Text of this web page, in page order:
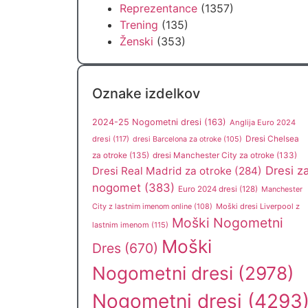
Reprezentance (1357)
Trening (135)
Ženski (353)
Oznake izdelkov
2024-25 Nogometni dresi (163) Anglija Euro 2024
dresi (117) dresi Barcelona za otroke (105) Dresi Chelsea
za otroke (135) dresi Manchester City za otroke (133)
Dresi Real Madrid za otroke (284) Dresi
nogomet (383) Euro 2024 dresi (128) Manchester
City z lastnim imenom online (108) Moški dresi Liverpool z
lastnim imenom (115) Moški Nogometni
Dres (670) Moški
Nogometni dresi (2978)
Nogometni dresi